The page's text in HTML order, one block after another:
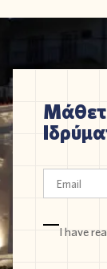
I have